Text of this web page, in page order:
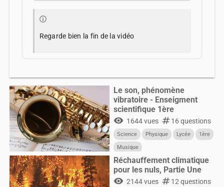
ⓘ
Regarde bien la fin de la vidéo
Le son, phénomène
vibratoire - Enseigment
scientifique 1ère
visibility 1644 vues numbers16 questions
Science Physique Lycée
1ère
Musique
Réchauffement climatique
pour les nuls, Partie Une
visibility 2144 vues numbers12 questions